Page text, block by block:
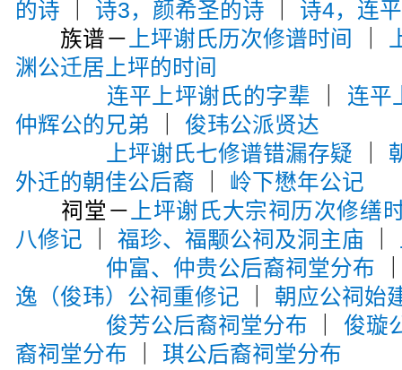
的诗
诗3，颜希圣的诗
诗4，连
族谱－ 上坪谢氏历次修谱时间
渊公迁居上坪的时间
连平上坪谢氏的字辈
连平
仲辉公的兄弟
俊玮公派贤达
上坪谢氏七修谱错漏存疑
外迁的朝佳公后裔
岭下懋年公记
祠堂－ 上坪谢氏大宗祠历次修缮
八修记 ｜福珍、福颙公祠及洞主庙
仲富、仲贵公后裔祠堂分布
逸（俊玮）公祠重修记
朝应公祠始
俊芳公后裔祠堂分布
俊璇
裔祠堂分布
琪公后裔祠堂分布